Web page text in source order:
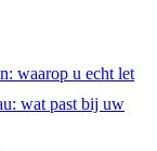
waarop u echt let
wat past bij uw